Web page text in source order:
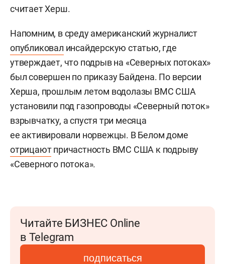
считает Херш.
Напомним, в среду американский журналист
опубликовал инсайдерскую статью, где
утверждает, что подрыв на «Северных потоках»
был совершен по приказу Байдена. По версии
Херша, прошлым летом водолазы ВМС США
установили под газопроводы «Северный поток»
взрывчатку, а спустя три месяца
ее активировали норвежцы. В Белом доме
отрицаютпричастность ВМС США к подрыву
«Северного потока».
Читайте БИЗНЕС Online
в Telegram
подписаться